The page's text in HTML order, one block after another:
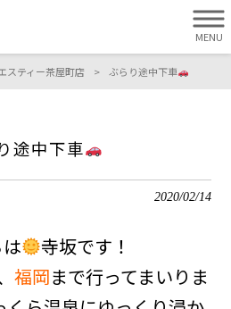
MENU
スティー茶屋町店 > ぶらり途中下車
途中下車
2020/02/14
寺坂です！
福岡まで行ってまいりま